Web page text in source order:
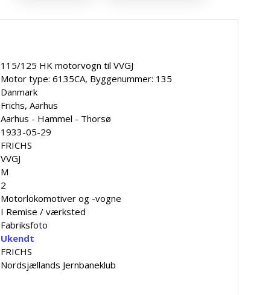
115/125 HK motorvogn til VVGJ
Motor type: 6135CA, Byggenummer: 135
Danmark
Frichs, Aarhus
Aarhus - Hammel - Thorsø
1933-05-29
FRICHS
VVGJ
M
2
Motorlokomotiver og -vogne
I Remise / værksted
Fabriksfoto
Ukendt
FRICHS
Nordsjællands Jernbaneklub